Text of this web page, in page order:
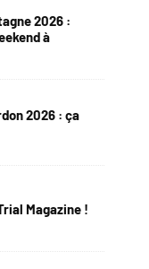
2026 :
à
2026 : ça
Magazine !